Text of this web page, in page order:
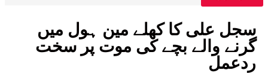
سجل علی کا کھلے مین ہول میں
گرنے والے بچے کی موت پر سخت
ردعمل